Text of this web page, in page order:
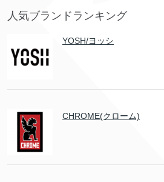
人気ブランドランキング
YOSH/ヨッシ
CHROME(クローム)